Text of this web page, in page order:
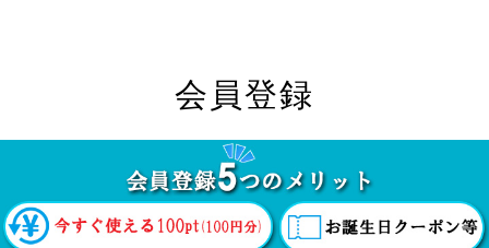
会員登録